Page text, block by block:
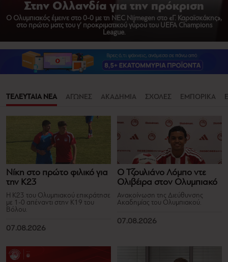
Στην Ολλανδία για την πρόκριση
Ο Ολυμπιακός έμεινε στο 0-0 με τη NEC Nijmegen στο «Γ. Καραϊσκάκης»,
στο πρώτο ματς του γ’ προκριματικού γύρου του UEFA Champions
League.
ΤΕΛΕΥΤΑΙΑ ΝΕΑ ΑΓΩΝΕΣ ΑΚΑΔΗΜΙΑ ΣΧΟΛΕΣ ΕΜΠΟΡΙΚΑ
Νίκη στο πρώτο φιλικό για
την Κ23
Η Κ23 του Ολυμπιακού επικράτησε
με 1-0 απέναντι στην Κ19 του
Βόλου.
07.08.2026
Ο Τζουλιάνο Λόμπο ντε
Ολιβέιρα στον Ολυμπιακό
Ανακοίνωση της Διεύθυνσης
Ακαδημίας του Ολυμπιακού.
07.08.2026